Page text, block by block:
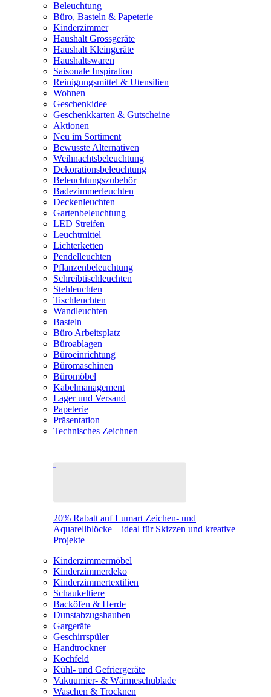
Beleuchtung
Büro, Basteln & Papeterie
Kinderzimmer
Haushalt Grossgeräte
Haushalt Kleingeräte
Haushaltswaren
Saisonale Inspiration
Reinigungsmittel & Utensilien
Wohnen
Geschenkidee
Geschenkkarten & Gutscheine
Aktionen
Neu im Sortiment
Bewusste Alternativen
Weihnachtsbeleuchtung
Dekorationsbeleuchtung
Beleuchtungszubehör
Badezimmerleuchten
Deckenleuchten
Gartenbeleuchtung
LED Streifen
Leuchtmittel
Lichterketten
Pendelleuchten
Pflanzenbeleuchtung
Schreibtischleuchten
Stehleuchten
Tischleuchten
Wandleuchten
Basteln
Büro Arbeitsplatz
Büroablagen
Büroeinrichtung
Büromaschinen
Büromöbel
Kabelmanagement
Lager und Versand
Papeterie
Präsentation
Technisches Zeichnen
20% Rabatt auf Lumart Zeichen- und
Aquarellblöcke – ideal für Skizzen und kreative
Projekte
Kinderzimmermöbel
Kinderzimmerdeko
Kinderzimmertextilien
Schaukeltiere
Backöfen & Herde
Dunstabzugshauben
Gargeräte
Geschirrspüler
Handtrockner
Kochfeld
Kühl- und Gefriergeräte
Vakuumier- & Wärmeschublade
Waschen & Trocknen